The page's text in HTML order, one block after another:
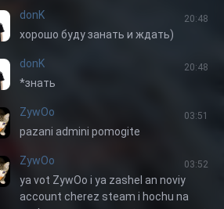
donK 20:48
хорошо буду занать и ждать)
donK 20:48
*знать
ZywOo 03:51
pazani admini pomogite
ZywOo 03:52
ya vot ZywOo i ya zashel an noviy
account cherez steam i hochu na